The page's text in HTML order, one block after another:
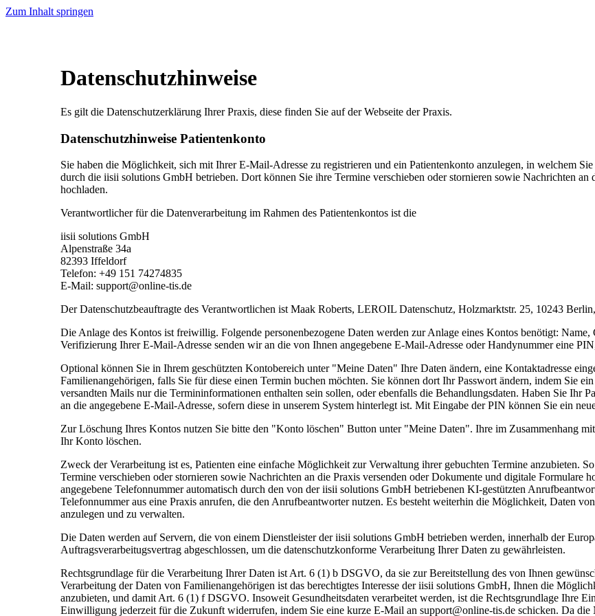
Zum Inhalt springen
Datenschutzhinweise
Es gilt die Datenschutzerklärung Ihrer Praxis, diese finden Sie auf der Webseite der Praxis.
Datenschutzhinweise Patientenkonto
Sie haben die Möglichkeit, sich mit Ihrer E-Mail-Adresse zu registrieren und ein Patientenkonto anzulegen, in welchem
durch die iisii solutions GmbH betrieben. Dort können Sie ihre Termine verschieben oder stornieren sowie Nachrichten
hochladen.
Verantwortlicher für die Datenverarbeitung im Rahmen des Patientenkontos ist die
iisii solutions GmbH
Alpenstraße 34a
82393 Iffeldorf
Telefon: +49 151 74274835
E-Mail: support@online-tis.de
Der Datenschutzbeauftragte des Verantwortlichen ist Maak Roberts, LEROIL Datenschutz, Holzmarktstr. 25, 10243
Die Anlage des Kontos ist freiwillig. Folgende personenbezogene Daten werden zur Anlage eines Kontos benötigt:
Verifizierung Ihrer E-Mail-Adresse senden wir an die von Ihnen angegebene E-Mail-Adresse oder Handynummer eine
Optional können Sie in Ihrem geschützten Kontobereich unter "Meine Daten" Ihre Daten ändern, eine Kontaktadresse
Familienangehörigen, falls Sie für diese einen Termin buchen möchten. Sie können dort Ihr Passwort ändern, indem Sie
versandten Mails nur die Termininformationen enthalten sein sollen, oder ebenfalls die Behandlungsdaten. Haben Sie Ihr
an die angegebene E-Mail-Adresse, sofern diese in unserem System hinterlegt ist. Mit Eingabe der PIN können Sie ein
Zur Löschung Ihres Kontos nutzen Sie bitte den "Konto löschen" Button unter "Meine Daten". Ihre im Zusammenhang
Ihr Konto löschen.
Zweck der Verarbeitung ist es, Patienten eine einfache Möglichkeit zur Verwaltung ihrer gebuchten Termine anzubieten.
Termine verschieben oder stornieren sowie Nachrichten an die Praxis versenden oder Dokumente und digitale Formulare
angegebene Telefonnummer automatisch durch den von der iisii solutions GmbH betriebenen KI-gestützten
Telefonnummer aus eine Praxis anrufen, die den Anrufbeantworter nutzen. Es besteht weiterhin die Möglichkeit, Daten
anzulegen und zu verwalten.
Die Daten werden auf Servern, die von einem Dienstleister der iisii solutions GmbH betrieben werden, innerhalb der
Auftragsverarbeitugsvertrag abgeschlossen, um die datenschutzkonforme Verarbeitung Ihrer Daten zu gewährleisten.
Rechtsgrundlage für die Verarbeitung Ihrer Daten ist Art. 6 (1) b DSGVO, da sie zur Bereitstellung des von Ihnen
Verarbeitung der Daten von Familienangehörigen ist das berechtigtes Interesse der iisii solutions GmbH, Ihnen die
anzubieten, und damit Art. 6 (1) f DSGVO. Insoweit Gesundheitsdaten verarbeitet werden, ist die Rechtsgrundlage Ihre
Einwilligung jederzeit für die Zukunft widerrufen, indem Sie eine kurze E-Mail an support@online-tis.de schicken. Da